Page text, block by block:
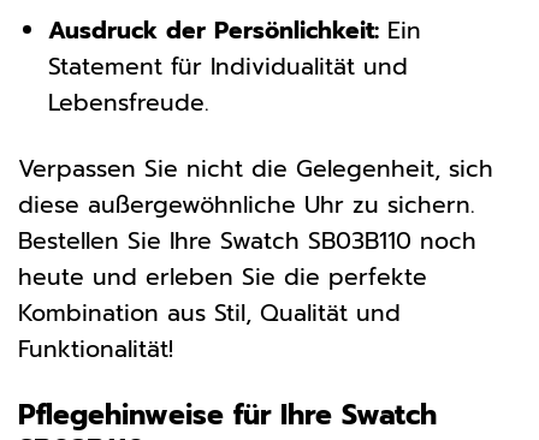
Ausdruck der Persönlichkeit:Ein
Statement für Individualität und
Lebensfreude.
Verpassen Sie nicht die Gelegenheit, sich
diese außergewöhnliche Uhr zu sichern.
Bestellen Sie Ihre Swatch SB03B110 noch
heute und erleben Sie die perfekte
Kombination aus Stil, Qualität und
Funktionalität!
Pflegehinweise für Ihre Swatch